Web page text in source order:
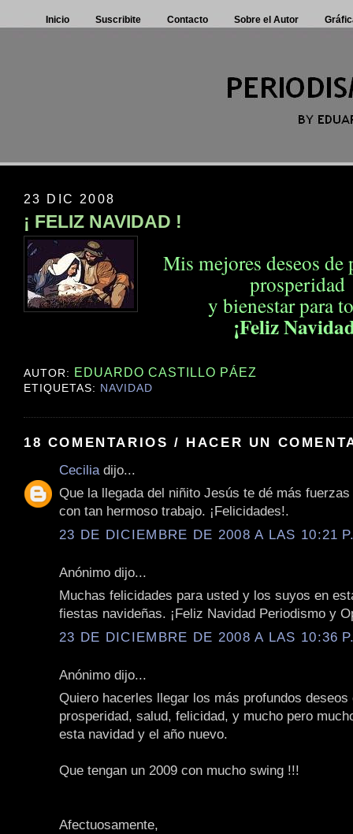
Inicio Suscribite Contacto Sobre el Autor
23 DIC 2008
¡ FELIZ NAVIDAD !
Mis mejores deseos de
prosperidad
y bienestar para
¡Feliz
AUTOR: EDUARDO CASTILLO PÁEZ
ETIQUETAS: NAVIDAD
18 COMENTARIOS / HACER UN
Cecilia dijo...
Que la llegada del niñito Jesús te dé más
con tan hermoso trabajo. ¡Felicidades!.
23 DE DICIEMBRE DE 2008 A LAS 10:21
Anónimo dijo...
Muchas felicidades para usted y los suyos en
fiestas navideñas. ¡Feliz Navidad Periodismo y
23 DE DICIEMBRE DE 2008 A LAS 10:36
Anónimo dijo...
Quiero hacerles llegar los más profundos deseos
prosperidad, salud, felicidad, y mucho pero
esta navidad y el año nuevo.
Que tengan un 2009 con mucho swing !!!
Afectuosamente,